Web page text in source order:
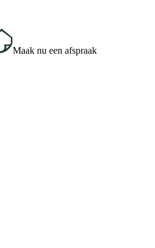
Maak nu een afspraak